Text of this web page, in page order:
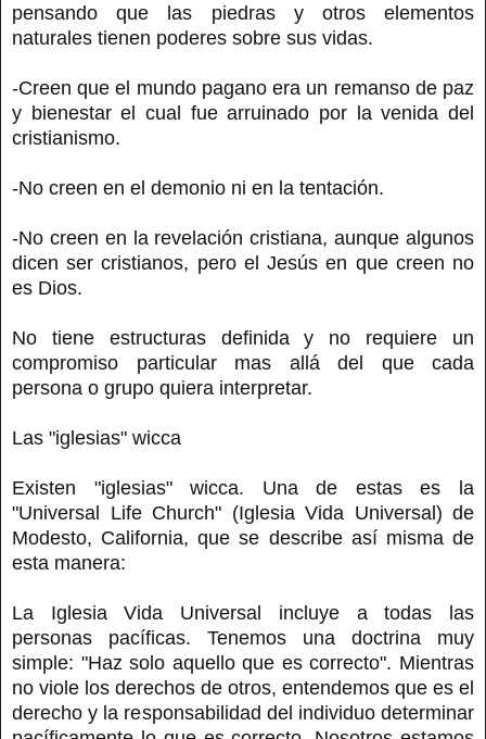
pensando que las piedras y otros elementos
naturales tienen poderes sobre sus vidas.
-Creen que el mundo pagano era un remanso de paz
y bienestar el cual fue arruinado por la venida del
cristianismo.
-No creen en el demonio ni en la tentación.
-No creen en la revelación cristiana, aunque algunos
dicen ser cristianos, pero el Jesús en que creen no
es Dios.
No tiene estructuras definida y no requiere un
compromiso particular mas allá del que cada
persona o grupo quiera interpretar.
Las "iglesias" wicca
Existen "iglesias" wicca. Una de estas es la
"Universal Life Church" (Iglesia Vida Universal) de
Modesto, California, que se describe así misma de
esta manera:
La Iglesia Vida Universal incluye a todas las
personas pacíficas. Tenemos una doctrina muy
simple: "Haz solo aquello que es correcto". Mientras
no viole los derechos de otros, entendemos que es el
derecho y la responsabilidad del individuo determinar